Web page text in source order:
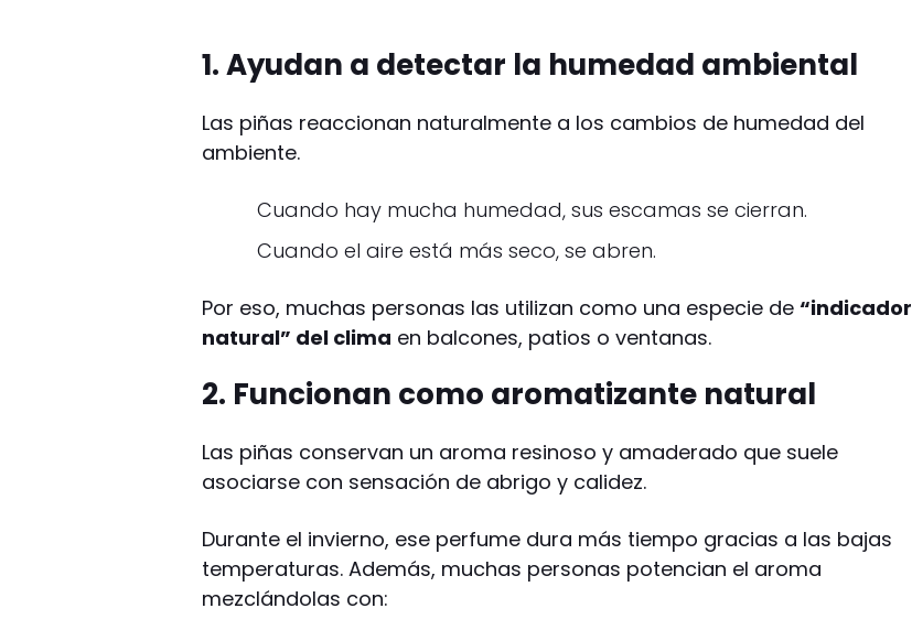
1. Ayudan a detectar la humedad ambiental
Las piñas reaccionan naturalmente a los cambios de humedad del
ambiente.
Cuando hay mucha humedad, sus escamas se cierran.
Cuando el aire está más seco, se abren.
Por eso, muchas personas las utilizan como una especie de“indicador
natural” del clima en balcones, patios o ventanas.
2. Funcionan como aromatizante natural
Las piñas conservan un aroma resinoso y amaderado que suele
asociarse con sensación de abrigo y calidez.
Durante el invierno, ese perfume dura más tiempo gracias a las bajas
temperaturas. Además, muchas personas potencian el aroma
mezclándolas con: